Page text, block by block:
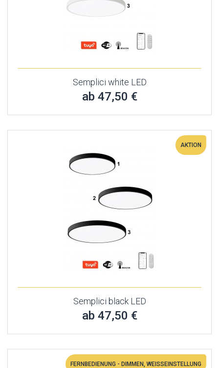
Semplici white LED
ab 47,50 €
AKTION
Semplici black LED
ab 47,50 €
FERNBEDIENUNG - DIMMEN, WEISSEINSTELLUNG